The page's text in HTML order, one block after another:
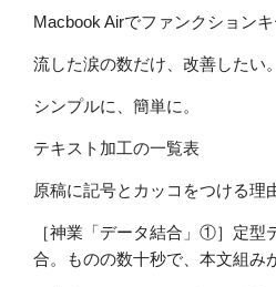
Macbook Airでファンクションキ
流した涙の数だけ、改善したい。
シンプルに、簡単に。
テキスト加工の一覧表
原稿に記号とカッコをつける理
［神業「データ結合」①］定型
合。ものの数十秒で、本文組み